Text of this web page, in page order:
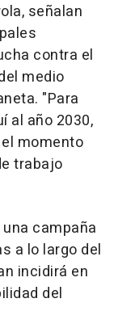
señalan
contra el
medio
"Para
al año 2030,
momento
trabajo
campaña
a lo largo del
incidirá en
del